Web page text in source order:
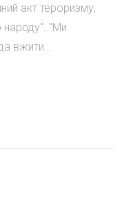
акт тероризму,
народу". "Ми
вжити...